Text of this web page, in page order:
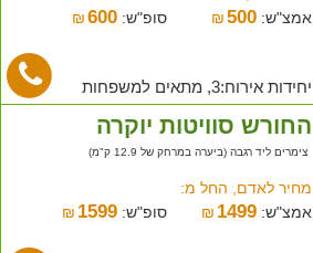
אמצ"ש:
₪500 סופ"ש: ₪ 600
יחידות אירוח:3, מתאים למשפחות
החורש סוויטות יוקרה
צימרים ליד רגבה (ביערה במרחק של 12.9 ק"מ)
מחיר לאדם, החל מ:
אמצ"ש:
₪ 1499 סופ"ש: ₪ 1599